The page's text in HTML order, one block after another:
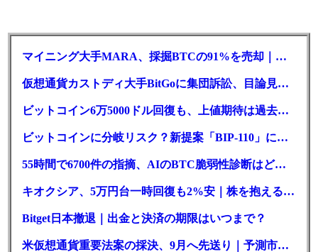
マイニング大手MARA、採掘BTCの91%を売却｜純損失6億ドル
仮想通貨カストディ大手BitGoに集団訴訟、目論見書が争点に
ビットコイン6万5000ドル回復も、上値期待は過去最低の23%
ビットコインに分岐リスク？新提案「BIP-110」に期限迫る
55時間で6700件の指摘、AIのBTC脆弱性診断はどこまで本物か
キオクシア、5万円台一時回復も2%安｜株を抱える東芝は純利益30倍
Bitget日本撤退｜出金と決済の期限はいつまで？
米仮想通貨重要法案の採決、9月へ先送り｜予測市場の成立確率は14%に